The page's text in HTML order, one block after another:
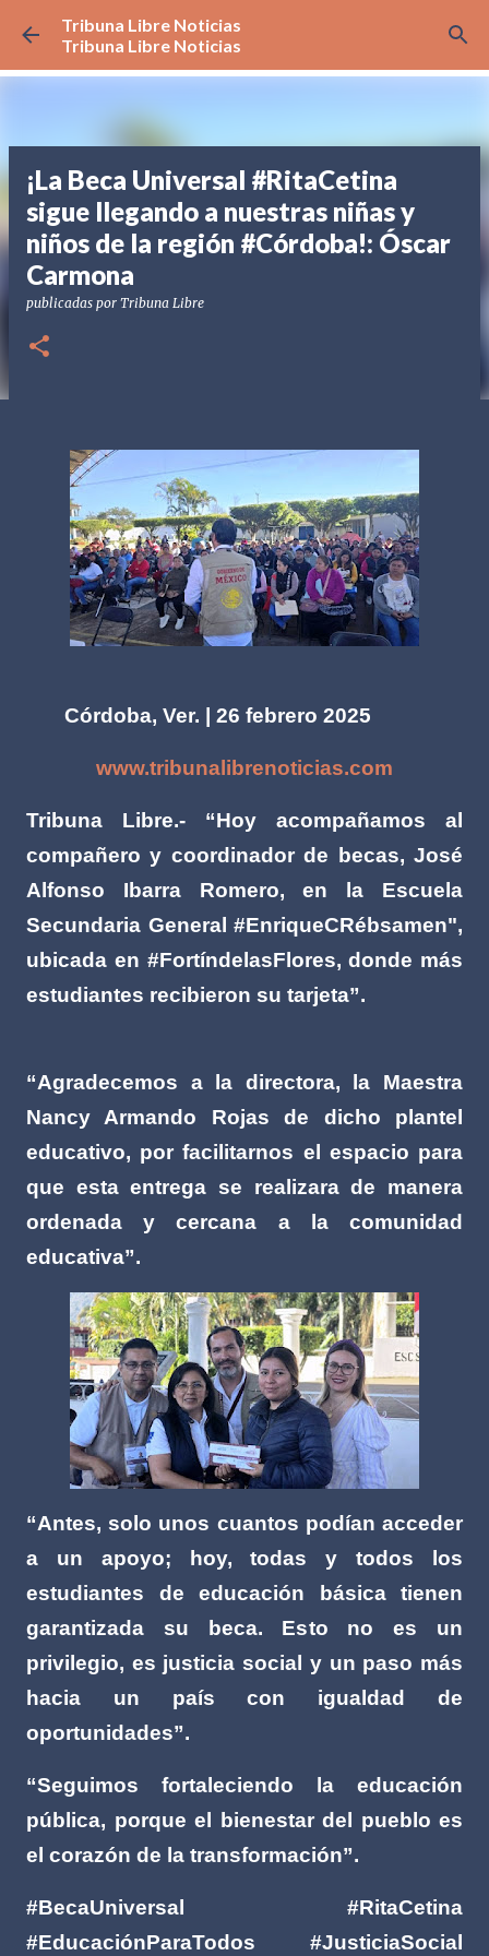
Ir al contenido principal
Tribuna Libre Noticias
Tribuna Libre Noticias
¡La Beca Universal #RitaCetina
sigue llegando a nuestras niñas y
niños de la región #Córdoba!: Óscar
Carmona
publicadas por Tribuna Libre
Córdoba, Ver. | 26 febrero 2025
www.tribunalibrenoticias.com
Tribuna Libre.- “Hoy acompañamos al
compañero y coordinador de becas, José
Alfonso Ibarra Romero, en la Escuela
Secundaria General #EnriqueCRébsamen",
ubicada en #FortíndelasFlores, donde más
estudiantes recibieron su tarjeta”.
“Agradecemos a la directora, la Maestra
Nancy Armando Rojas de dicho plantel
educativo, por facilitarnos el espacio para
que esta entrega se realizara de manera
ordenada y cercana a la comunidad
educativa”.
“Antes, solo unos cuantos podían acceder
a un apoyo; hoy, todas y todos los
estudiantes de educación básica tienen
garantizada su beca. Esto no es un
privilegio, es justicia social y un paso más
hacia un país con igualdad de
oportunidades”.
“Seguimos fortaleciendo la educación
pública, porque el bienestar del pueblo es
el corazón de la transformación”.
#BecaUniversal #RitaCetina
#EducaciónParaTodos #JusticiaSocial